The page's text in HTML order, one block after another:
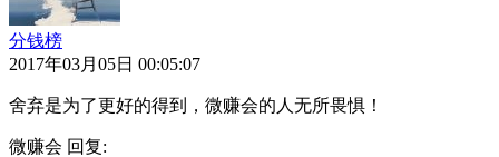
分钱榜
2017年03月05日 00:05:07
舍弃是为了更好的得到，微赚会的人无所畏惧！
微赚会 回复: